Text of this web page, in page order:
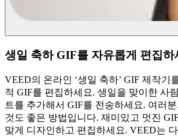
생일 축하 GIF를 자유롭게 편집하
VEED의 온라인 ‘생일 축하’ GIF 제작기
적 GIF를 편집하세요. 생일을 맞이한 사
트를 추가해서 GIF를 전송하세요. 여러
것도 좋은 방법입니다. 재미있고 멋진
맞게 디자인하고 편집하세요. VEED는